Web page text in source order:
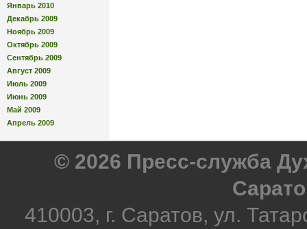
Январь 2010
Декабрь 2009
Ноябрь 2009
Октябрь 2009
Сентябрь 2009
Август 2009
Июль 2009
Июнь 2009
Май 2009
Апрель 2009
© 2026 Пресс-служба
410003, г. Саратов, ул.